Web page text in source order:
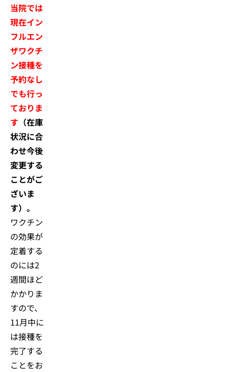
当院では
現在イン
フルエン
ザワクチ
ン接種を
予約なし
でも行っ
ておりま
す （在庫
状況に合
わせ今後
変更する
ことがご
ざいま
す）。
ワクチン
の効果が
定着する
のには2
週間ほど
かかりま
すので、
11月中に
は接種を
完了する
ことをお